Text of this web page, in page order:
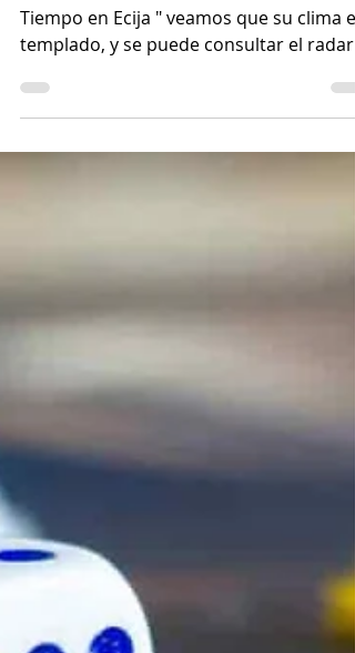
Normalmente al consultar en internet " El
Tiempo en Ecija " veamos que su clima es
templado, y se puede consultar el radar